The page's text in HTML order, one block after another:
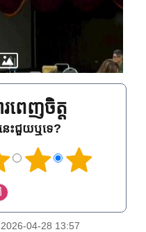
ពេញចិត្ត
េះជួយឬទេ?
04-28 13:57